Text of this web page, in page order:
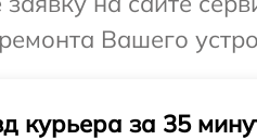
Вашего
курьера за 35